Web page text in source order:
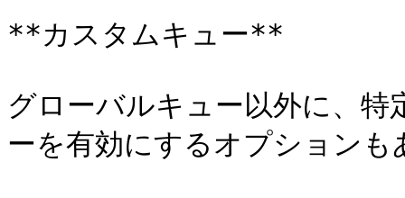
**カスタムキュー**
グローバルキュー以外に、
ーを有効にするオプションも